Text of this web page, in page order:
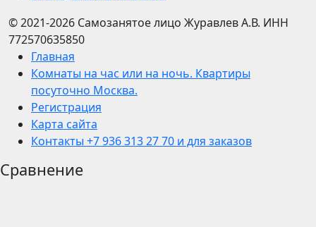
© 2021-2026 Самозанятое лицо Журавлев А.В. ИНН
772570635850
Главная
Комнаты на час или на ночь. Квартиры
посуточно Москва.
Регистрация
Карта сайта
Контакты +7 936 313 27 70 и для заказов
Сравнение